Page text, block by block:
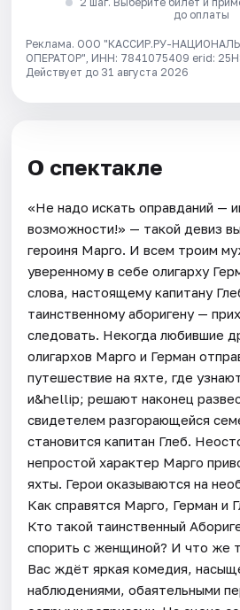
до оплаты
Реклама. ООО "КАССИР.РУ-
ОПЕРАТОР", ИНН: 7841075409 erid:
Действует до 31 августа 2026
О спектакле
«Не надо искать оправданий —
возможности!» — такой девиз
героиня Марго. И всем троим
уверенному в себе олигарху
слова, настоящему капитану
таинственному аборигену —
следовать. Некогда любившие
олигархов Марго и Герман
путешествие на яхте, где
и&hellip; решают наконец
свидетелем разгорающейся
становится капитан Глеб.
непростой характер Марго
яхты. Герои оказываются на
Как справятся Марго, Герман и
Кто такой таинственный
спорить с женщиной? И что же
Вас ждёт яркая комедия,
наблюдениями, обаятельными